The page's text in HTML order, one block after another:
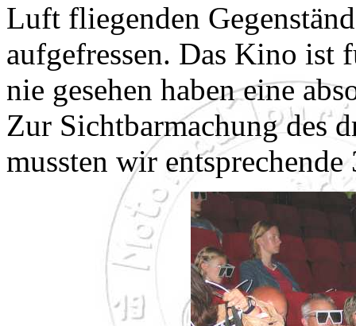
Luft fliegenden
aufgefressen. Das Kino ist
nie gesehen haben eine
Zur Sichtbarmachung des
mussten wir